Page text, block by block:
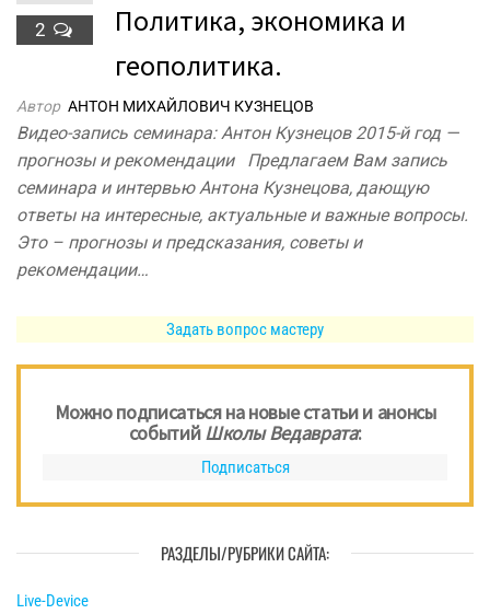
2
Политика, экономика и
геополитика.
Автор АНТОН МИХАЙЛОВИЧ КУЗНЕЦОВ
Видео-запись семинара: Антон Кузнецов 2015-й год —
прогнозы и рекомендации Предлагаем Вам запись
семинара и интервью Антона Кузнецова, дающую
ответы на интересные, актуальные и важные вопросы.
Это – прогнозы и предсказания, советы и
рекомендации…
Задать вопрос мастеру
Можно подписаться на новые статьи и анонсы
событийШколы Ведаврата:
Подписаться
РАЗДЕЛЫ/РУБРИКИ САЙТА:
Live-Device